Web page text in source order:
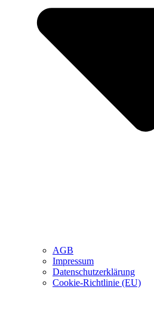
AGB
Impressum
Datenschutzerklärung
Cookie-Richtlinie (EU)